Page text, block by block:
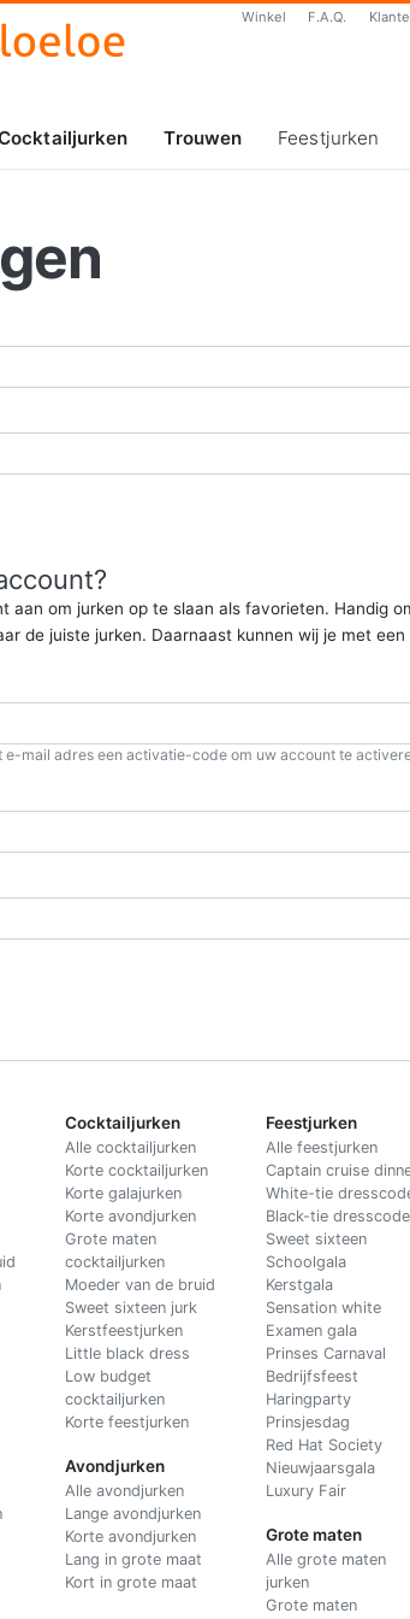
Winkel F.A.Q.
Trouwen Feestjurken
aan om jurken op te slaan als favorieten. Handig
de juiste jurken. Daarnaast kunnen wij je met
e-mail adres een activatie-code om uw account te
Cocktailjurken
Alle cocktailjurken
Korte cocktailjurken
Korte galajurken
Korte avondjurken
Grote maten
cocktailjurken
Moeder van de bruid
Sweet sixteen jurk
Kerstfeestjurken
Little black dress
Low budget
cocktailjurken
Korte feestjurken
Avondjurken
Alle avondjurken
Lange avondjurken
Korte avondjurken
Lang in grote maat
Kort in grote maat
Feestjurken
Alle feestjurken
Captain cruise
White-tie
Black-tie dresscode
Sweet sixteen
Schoolgala
Kerstgala
Sensation white
Examen gala
Prinses Carnaval
Bedrijfsfeest
Haringparty
Prinsjesdag
Red Hat Society
Nieuwjaarsgala
Luxury Fair
Grote maten
Alle grote maten
jurken
Grote maten